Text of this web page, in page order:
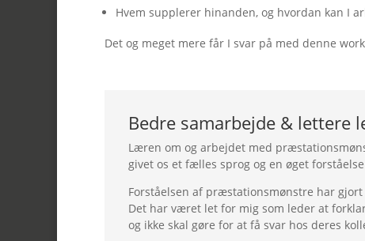
Hvem supplerer hinanden, og hvordan kan I
Det og meget mere får I svar på med denne
Bedre samarbejde & lettere
Læren om og arbejdet med
givet os et fælles sprog og en øget
Forståelsen af præstationsmønstre har
Det har været let for mig som leder at
og ikke skal gøre for at få svar hos deres